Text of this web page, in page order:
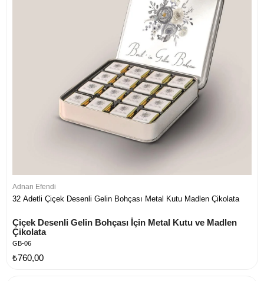
Adnan Efendi
32 Adetli Çiçek Desenli Gelin Bohçası Metal Kutu Madlen Çikolata
Çiçek Desenli Gelin Bohçası İçin Metal Kutu ve Madlen
Çikolata
GB-06
₺760,00